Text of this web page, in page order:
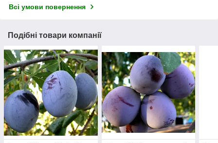
Всі умови повернення
Подібні товари компанії